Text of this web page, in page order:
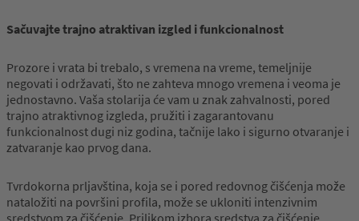
Sačuvajte trajno atraktivan izgled i funkcionalnost
Prozore i vrata bi trebalo, s vremena na vreme, temeljnije
negovati i održavati, što ne zahteva mnogo vremena i veoma je
jednostavno. Vaša stolarija će vam u znak zahvalnosti, pored
trajno atraktivnog izgleda, pružiti i zagarantovanu
funkcionalnost dugi niz godina, tačnije lako i sigurno otvaranje i
zatvaranje kao prvog dana.
Tvrdokorna prljavština, koja se i pored redovnog čišćenja može
nataložiti na površini profila, može se ukloniti intenzivnim